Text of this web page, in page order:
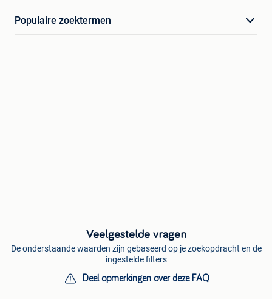
Populaire zoektermen
Veelgestelde vragen
De onderstaande waarden zijn gebaseerd op je zoekopdracht en de
ingestelde filters
Deel opmerkingen over deze FAQ